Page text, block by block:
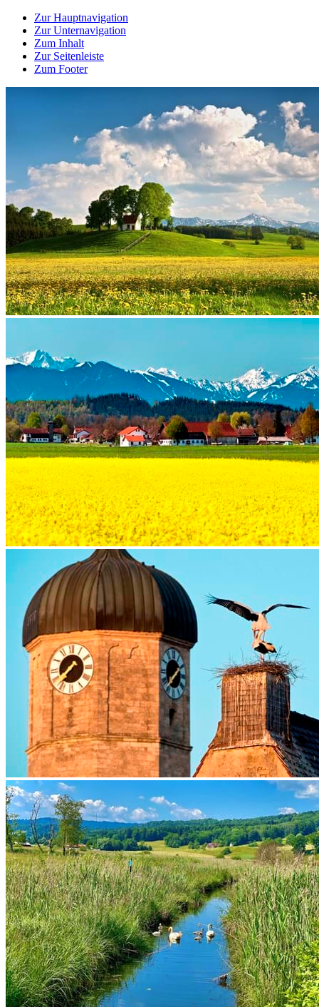
Zur Hauptnavigation
Zur Unternavigation
Zum Inhalt
Zur Seitenleiste
Zum Footer